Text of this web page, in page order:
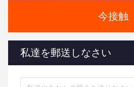
今接触
私達を郵送しなさい